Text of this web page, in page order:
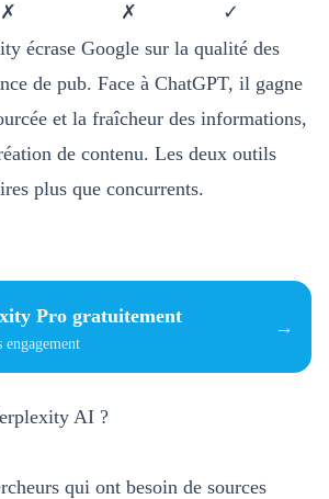
✗ ✗
✓
écrase Google sur la qualité des
de pub. Face à ChatGPT, il gagne
et la fraîcheur des informations,
de contenu. Les deux outils
plus que concurrents.
Pro gratuitement
engagement
→
AI ?
qui ont besoin de sources